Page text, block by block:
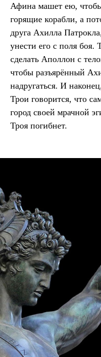
Афина машет ею,
горящие корабли, а
друга Ахилла
унести его с поля боя.
сделать Аполлон с
чтобы разъярённый
надругаться. И
Трои говорится, что
город своей мрачной
Троя погибнет.